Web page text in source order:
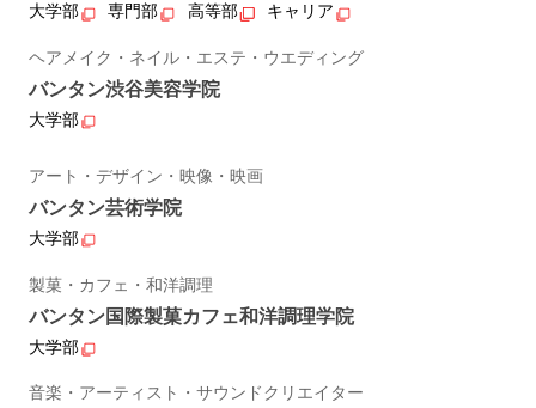
大学部 専門部 高等部 キャリア
ヘアメイク・ネイル・エステ・ウエディング
バンタン渋谷美容学院
大学部
アート・デザイン・映像・映画
バンタン芸術学院
大学部
製菓・カフェ・和洋調理
バンタン国際製菓カフェ和洋調理学院
大学部
音楽・アーティスト・サウンドクリエイター